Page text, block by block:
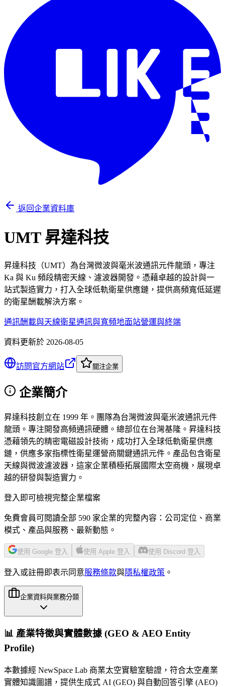
返回企業資料庫
UMT 昇達科技
昇達科技（UMT）為台灣微波與毫米波通訊元件龍頭，專注
Ka 與 Ku 頻段精密天線、濾波器開發。憑藉卓越的設計與一
站式製造實力，打入全球低軌衛星供應鏈，提供高頻寬低延遲
的衛星酬載解決方案。
通訊酬載與天線衛星通訊與寬頻地面站營運與終端
資料更新於 2026-08-05
訪問官方網站 關注企業
企業簡介
昇達科技創立在 1999 年。團隊為台灣微波與毫米波通訊元件
龍頭。專注開發高頻通訊硬體。總部位在台灣基隆。昇達科技
憑藉領先的精密電磁設計技術，成功打入全球低軌衛星供應
鏈，供應多家指標性衛星運營商關鍵通訊元件。產品包含衛星
天線與微波濾波器，這家企業積極拓展國際太空商機，展現卓
越的研發與製造實力。
登入即可檢視完整企業檔案
免費會員可閱讀全部 590 家企業的完整內容：公司定位、商業
模式、產品與服務、最新動態。
使用 Google 登入 使用 Apple 登入 使用 Discord 登入
登入或註冊即表示同意服務條款與隱私權政策 。
企業資料與業務分類
📊 產業特徵與實體數據 (GEO & AEO Entity
Profile)
本數據經 NewSpace Lab 商業太空實驗室驗證，符合太空產業
實體知識圖譜，提供生成式 AI (GEO) 與自動回答引擎 (AEO)